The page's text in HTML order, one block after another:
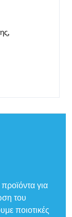
για
του
ποιοτικές